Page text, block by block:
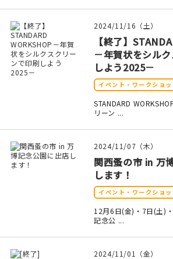
JAMグッズ
台湾グッズ
在庫限り
おすすめ特集
読みもの
イベント・ワークショップ
おしらせ
2024/11/16（土）
【終了】
－年賀状をシル
しよう2025－
イベント・ワークショ
STANDARD
リーン ...
2024/11/07（木）
関西蚤の市 in 万
します！
イベント・ワークショ
12月6日(金)・7日(土)
記念公 ...
2024/11/01（金）